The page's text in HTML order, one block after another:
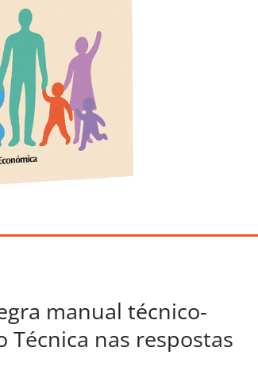
manual técnico-
Técnica nas respostas